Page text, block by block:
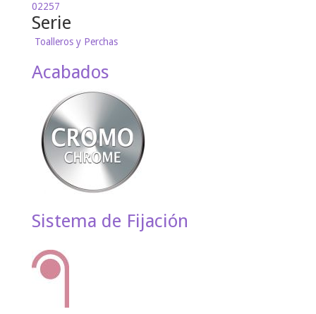
02257
Serie
Toalleros y Perchas
Acabados
Sistema de Fijación